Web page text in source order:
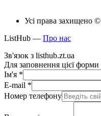
Усі права захищено
ListHub — Про нас
Зв'язок з listhub.zt.ua
Для заповнення цієї форми
Ім'я *
E-mail *
Номер телефону